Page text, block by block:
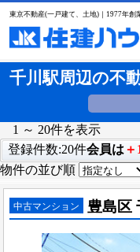
東京不動産(一戸建て、土地)｜1977年創
千川駅周辺の不
1 ～ 20件を表示
登録件数:20件会員は
物件の並び順
中古マンション 豊島区